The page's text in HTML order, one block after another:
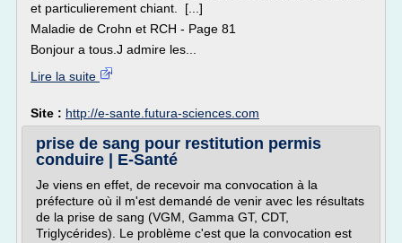
et particulierement chiant. [...]
Maladie de Crohn et RCH - Page 81
Bonjour a tous.J admire les...
Lire la suite
Site : http://e-sante.futura-sciences.com
prise de sang pour restitution permis
conduire | E-Santé
Je viens en effet, de recevoir ma convocation à la
préfecture où il m'est demandé de venir avec les résultats
de la prise de sang (VGM, Gamma GT, CDT,
Triglycérides). Le problème c'est que la convocation est